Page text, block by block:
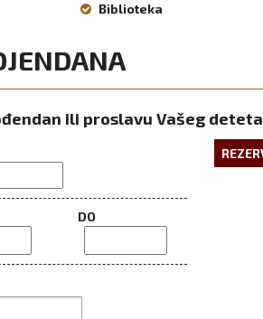
Biblioteka
ili proslavu Vašeg
DO